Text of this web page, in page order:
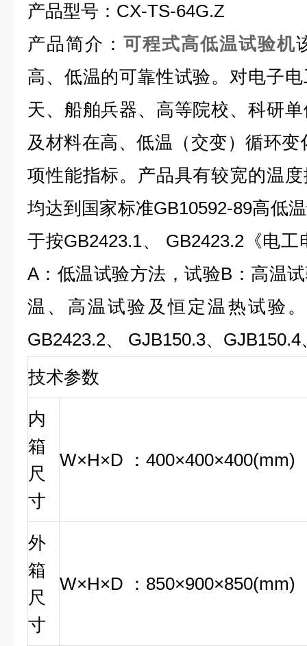
产品型号：CX-TS-64G.Z
产品简介： 可程式高低温试验机
高、低温的可靠性试验。对电子
天、船舶兵器、高等院校、科研
及材料在高、低温（交变）循环
项性能指标。产品具有较宽的温
均达到国家标准GB10592-89高低
于按GB2423.1、 GB2423.2《电
A：低温试验方法，试验B：高温
温、高温试验及恒定温热试验
GB2423.2、 GJB150.3、
技术参数
内
箱
尺
寸
W×H×D ：400×400×400(mm)
外
箱
尺
寸
W×H×D ：850×900×850(mm)